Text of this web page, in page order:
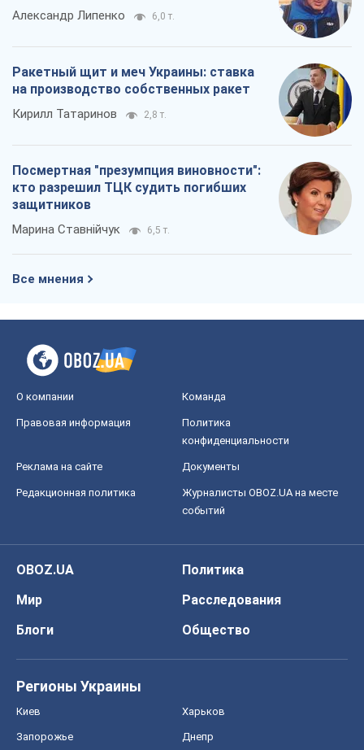
Александр Липенко 6,0 т.
Ракетный щит и меч Украины: ставка
на производство собственных ракет
Кирилл Татаринов 2,8 т.
Посмертная "презумпция виновности":
кто разрешил ТЦК судить погибших
защитников
Марина Ставнійчук 6,5 т.
Все мнения
О компании Команда
Правовая информация
Политика
конфиденциальности
Реклама на сайте Документы
Редакционная политика
Журналисты OBOZ.UA на месте
событий
OBOZ.UA
Политика
Мир
Расследования
Блоги
Общество
Регионы Украины
Киев Харьков
Запорожье Днепр